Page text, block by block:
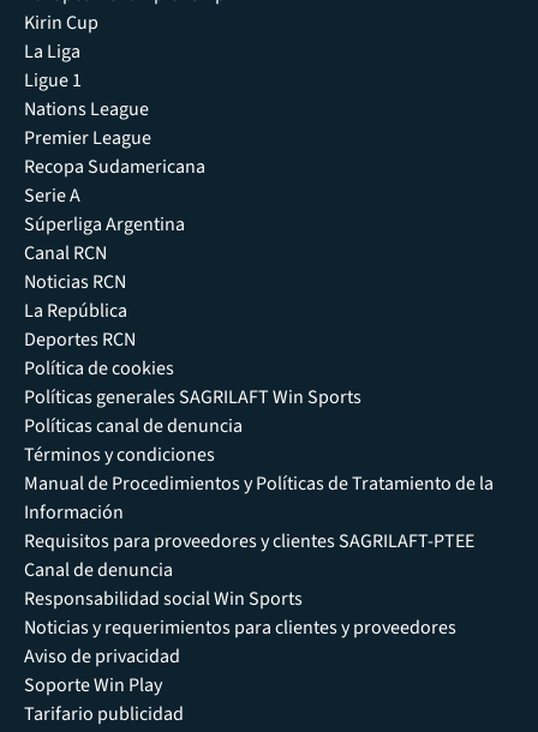
Kirin Cup
La Liga
Ligue 1
Nations League
Premier League
Recopa Sudamericana
Serie A
Súperliga Argentina
Canal RCN
Noticias RCN
La República
Deportes RCN
Política de cookies
Políticas generales SAGRILAFT Win Sports
Políticas canal de denuncia
Términos y condiciones
Manual de Procedimientos y Políticas de Tratamiento de la
Información
Requisitos para proveedores y clientes SAGRILAFT-PTEE
Canal de denuncia
Responsabilidad social Win Sports
Noticias y requerimientos para clientes y proveedores
Aviso de privacidad
Soporte Win Play
Tarifario publicidad